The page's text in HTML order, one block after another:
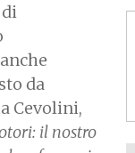
da
Cevolini,
il nostro